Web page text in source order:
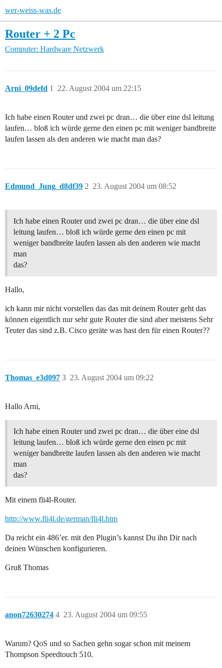
wer-weiss-was.de
Router + 2 Pc
Computer: Hardware Netzwerk
Arni_09defd 22. August 2004 um 22:15
1
Ich habe einen Router und zwei pc dran… die über eine dsl leitung
laufen… bloß ich würde gerne den einen pc mit weniger bandbreite
laufen lassen als den anderen wie macht man das?
Edmund_Jung_d8df39 23. August 2004 um 08:52
2
Ich habe einen Router und zwei pc dran… die über eine dsl
leitung laufen… bloß ich würde gerne den einen pc mit
weniger bandbreite laufen lassen als den anderen wie macht
man
das?
Hallo,
ich kann mir nicht vorstellen das das mit deinem Router geht das
können eigentlich nur sehr gute Router die sind aber meistens Sehr
Teuter das sind z.B. Cisco geräte was hast den für einen Router??
Thomas_e3d097 23. August 2004 um 09:22
3
Hallo Arni,
Ich habe einen Router und zwei pc dran… die über eine dsl
leitung laufen… bloß ich würde gerne den einen pc mit
weniger bandbreite laufen lassen als den anderen wie macht
man
das?
Mit einem fli4l-Router.
http://www.fli4l.de/german/fli4l.htm
Da reicht ein 486’er. mit den Plugin’s kannst Du ihn Dir nach
deinen Wünschen konfigurieren.
Gruß Thomas
anon72630274 23. August 2004 um 09:55
4
Warum? QoS und so Sachen gehn sogar schon mit meinem
Thompson Speedtouch 510.